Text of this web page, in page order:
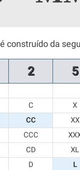
é construído da
2 5
C X
CC XX
CCC
CD XL
D L